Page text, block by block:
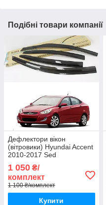
Подібні товари компанії
Дефлектори вікон
(вітровики) Hyundai Accent
2010-2017 Sed
1 050 ₴/
комплект
1 100 ₴/комплект
Купити